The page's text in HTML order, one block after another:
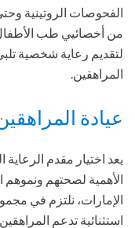
الفحوصات الروتينية
من أخصائيي طب
لتقديم رعاية شخصية
المراهقين.
عيادة
يعد اختيار مقدم
الأهمية لصحتهم
الإمارات، نلتزم في
استثنائية تدعم